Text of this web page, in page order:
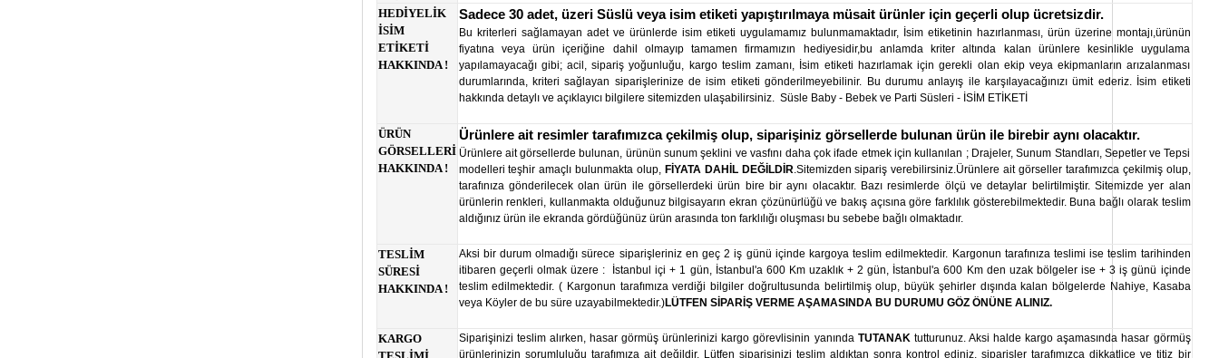
HEDİYELİK
İSİM
ETİKETİ
HAKKINDA !
Sadece 30 adet, üzeri Süslü veya isim etiketi yapıştırılmaya müsait ürünler için geçerli olup ücretsizdir.
Bu kriterleri sağlamayan adet ve ürünlerde isim etiketi uygulamamız bulunmamaktadır, İsim etiketinin hazırlanması, ürün üzerine montajı,ürünün
fiyatına veya ürün içeriğine dahil olmayıp tamamen firmamızın hediyesidir,bu anlamda kriter altında kalan ürünlere kesinlikle uygulama
yapılamayacağı gibi; acil, sipariş yoğunluğu, kargo teslim zamanı, İsim etiketi hazırlamak için gerekli olan ekip veya ekipmanların arızalanması
durumlarında, kriteri sağlayan siparişlerinize de isim etiketi gönderilmeyebilinir. Bu durumu anlayış ile karşılayacağınızı ümit ederiz. İsim etiketi
hakkında detaylı ve açıklayıcı bilgilere sitemizden ulaşabilirsiniz. Süsle Baby - Bebek ve Parti Süsleri - İSİM ETİKETİ
ÜRÜN
GÖRSELLERİ
HAKKINDA !
Ürünlere ait resimler tarafımızca çekilmiş olup, siparişiniz görsellerde bulunan ürün ile birebir aynı olacaktır.
Ürünlere ait görsellerde bulunan, ürünün sunum şeklini ve vasfını daha çok ifade etmek için kullanılan ; Drajeler, Sunum Standları, Sepetler ve Tepsi
modelleri teşhir amaçlı bulunmakta olup, FİYATA DAHİL DEĞİLDİR.Sitemizden sipariş verebilirsiniz.Ürünlere ait görseller tarafımızca çekilmiş olup,
tarafınıza gönderilecek olan ürün ile görsellerdeki ürün bire bir aynı olacaktır. Bazı resimlerde ölçü ve detaylar belirtilmiştir. Sitemizde yer alan
ürünlerin renkleri, kullanmakta olduğunuz bilgisayarın ekran çözünürlüğü ve bakış açısına göre farklılık gösterebilmektedir. Buna bağlı olarak teslim
aldığınız ürün ile ekranda gördüğünüz ürün arasında ton farklılığı oluşması bu sebebe bağlı olmaktadır.
TESLİM
SÜRESİ
HAKKINDA !
Aksi bir durum olmadığı sürece siparişleriniz en geç 2 iş günü içinde kargoya teslim edilmektedir. Kargonun tarafınıza teslimi ise teslim tarihinden
itibaren geçerli olmak üzere : İstanbul içi + 1 gün, İstanbul'a 600 Km uzaklık + 2 gün, İstanbul'a 600 Km den uzak bölgeler ise + 3 iş günü içinde
teslim edilmektedir. ( Kargonun tarafımıza verdiği bilgiler doğrultusunda belirtilmiş olup, büyük şehirler dışında kalan bölgelerde Nahiye, Kasaba
veya Köyler de bu süre uzayabilmektedir.)LÜTFEN SİPARİŞ VERME AŞAMASINDA BU DURUMU GÖZ ÖNÜNE ALINIZ.
KARGO
Siparişinizi teslim alırken, hasar görmüş ürünlerinizi kargo görevlisinin yanında TUTANAKtutturunuz. Aksi halde kargo aşamasında hasar görmüş
ürünlerinizin sorumluluğu tarafımıza ait değildir. Lütfen siparişinizi teslim aldıktan sonra kontrol ediniz, siparişler tarafımızca dikkatlice ve titiz bir